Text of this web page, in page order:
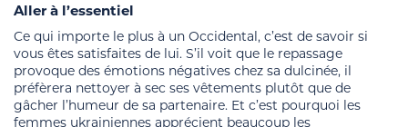
Aller à l’essentiel
Ce qui importe le plus à un Occidental, c’est de savoir si
vous êtes satisfaites de lui. S’il voit que le repassage
provoque des émotions négatives chez sa dulcinée, il
préfèrera nettoyer à sec ses vêtements plutôt que de
gâcher l’humeur de sa partenaire. Et c’est pourquoi les
femmes ukrainiennes apprécient beaucoup les